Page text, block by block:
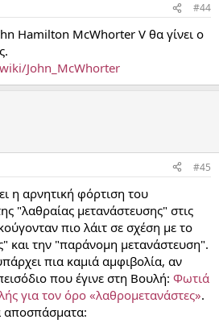
#44
Hamilton McWhorter V θα γίνει ο
John_McWhorter
#45
η αρνητική φόρτιση του
"λαθραίας μετανάστευσης" στις
πιο λάιτ σε σχέση με το
και την "παράνομη μετανάστευση".
πια καμιά αμφιβολία, αν
που έγινε στη Βουλή: Φωτιά
για τον όρο «λαθρομετανάστες».
αποσπάσματα: